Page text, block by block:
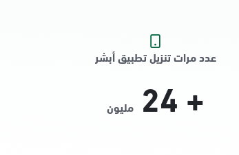
عدد مرات تنزيل تطبيق أبشر
+
24 مليون